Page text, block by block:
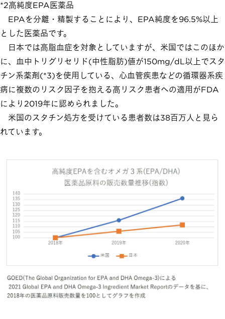
*2高純度EPA医薬品
EPAを分離・精製することにより、EPA純度を96.5%以上
とした医薬品です。
日本では高脂血症を対象としていますが、米国ではこのほか
に、血中トリグリセリド(中性脂肪)値が150mg/dL以上でスタ
チン系薬剤(*3)を使用している、心血管疾患などの循環器系疾
病に複数のリスク因子を抱える高リスク患者への適用がFDA
により2019年に認められました。
米国のスタチン処方を受けている患者数は38百万人と見ら
れています。